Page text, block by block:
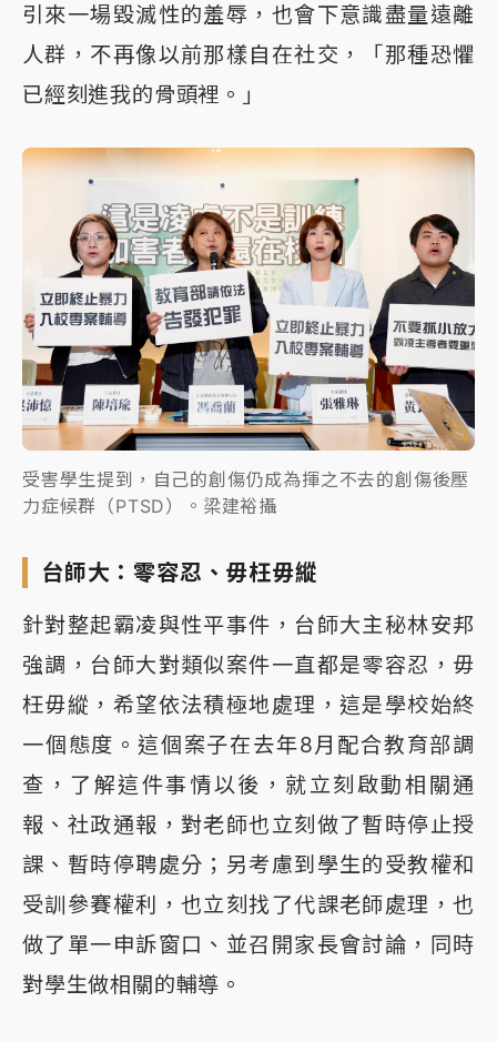
引來一場毀滅性的羞辱，也會下意識盡量遠離
人群，不再像以前那樣自在社交，「那種恐懼
已經刻進我的骨頭裡。」
受害學生提到，自己的創傷仍成為揮之不去的創傷後壓
力症候群（PTSD）。梁建裕攝
台師大：零容忍、毋枉毋縱
針對整起霸凌與性平事件，台師大主秘林安邦
強調，台師大對類似案件一直都是零容忍，毋
枉毋縱，希望依法積極地處理，這是學校始終
一個態度。這個案子在去年8月配合教育部調
查，了解這件事情以後，就立刻啟動相關通
報、社政通報，對老師也立刻做了暫時停止授
課、暫時停聘處分；另考慮到學生的受教權和
受訓參賽權利，也立刻找了代課老師處理，也
做了單一申訴窗口、並召開家長會討論，同時
對學生做相關的輔導。